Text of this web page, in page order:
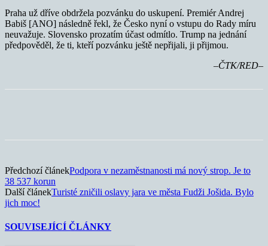
Praha už dříve obdržela pozvánku do uskupení. Premiér Andrej
Babiš [ANO] následně řekl, že Česko nyní o vstupu do Rady míru
neuvažuje. Slovensko prozatím účast odmítlo. Trump na jednání
předpověděl, že ti, kteří pozvánku ještě nepřijali, ji přijmou.
–ČTK/RED–
Předchozí článekPodpora v nezaměstnanosti má nový strop. Je to
38 537 korun
Další článekTuristé zničili oslavy jara ve města Fudži Jošida. Bylo
jich moc!
SOUVISEJÍCÍ ČLÁNKY